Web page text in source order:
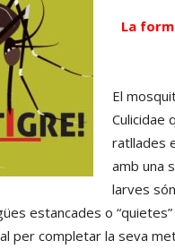
La
El
Culicidae
ratllades
amb una
larves
estancades o
per completar la seva